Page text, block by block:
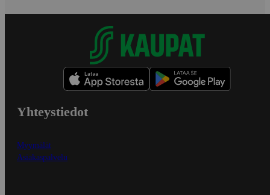
Yhteystiedot
Myymälät
Asiakaspalvelu